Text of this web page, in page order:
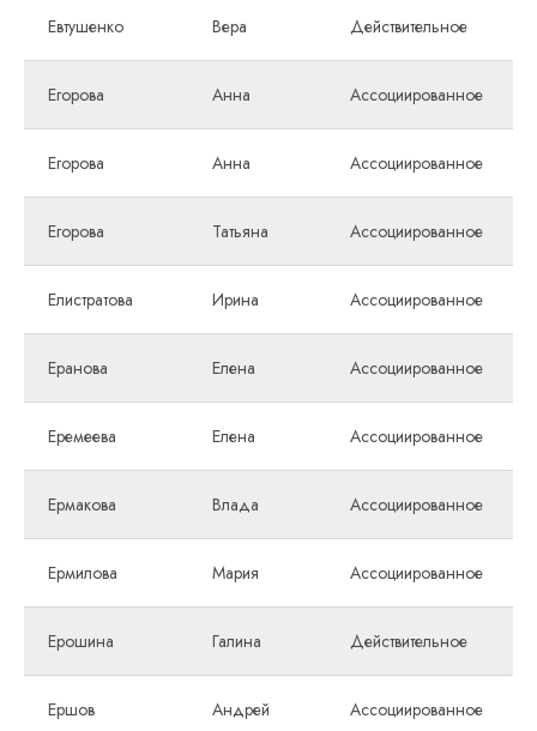
Евтушенко Вера Действительное
Егорова Анна Ассоциированное
Егорова Анна Ассоциированное
Егорова Татьяна Ассоциированное
Елистратова Ирина Ассоциированное
Еранова Елена Ассоциированное
Еремеева Елена Ассоциированное
Ермакова Влада Ассоциированное
Ермилова Мария Ассоциированное
Ерошина Галина Действительное
Ершов Андрей Ассоциированное